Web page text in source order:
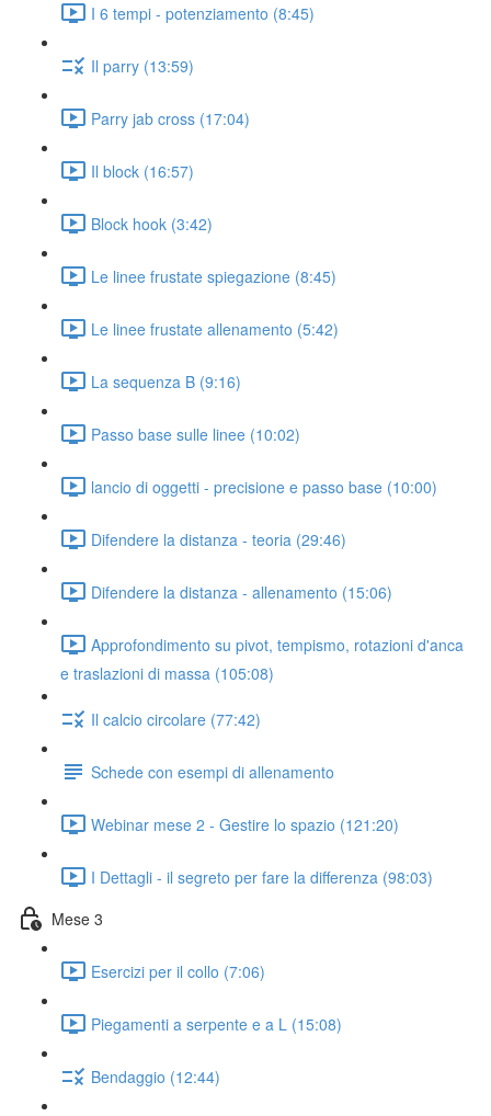
I 6 tempi - potenziamento (8:45)
Il parry (13:59)
Parry jab cross (17:04)
Il block (16:57)
Block hook (3:42)
Le linee frustate spiegazione (8:45)
Le linee frustate allenamento (5:42)
La sequenza B (9:16)
Passo base sulle linee (10:02)
lancio di oggetti - precisione e passo base (10:00)
Difendere la distanza - teoria (29:46)
Difendere la distanza - allenamento (15:06)
Approfondimento su pivot, tempismo, rotazioni d'anca
e traslazioni di massa (105:08)
Il calcio circolare (77:42)
Schede con esempi di allenamento
Webinar mese 2 - Gestire lo spazio (121:20)
I Dettagli - il segreto per fare la differenza (98:03)
Mese 3
Esercizi per il collo (7:06)
Piegamenti a serpente e a L (15:08)
Bendaggio (12:44)